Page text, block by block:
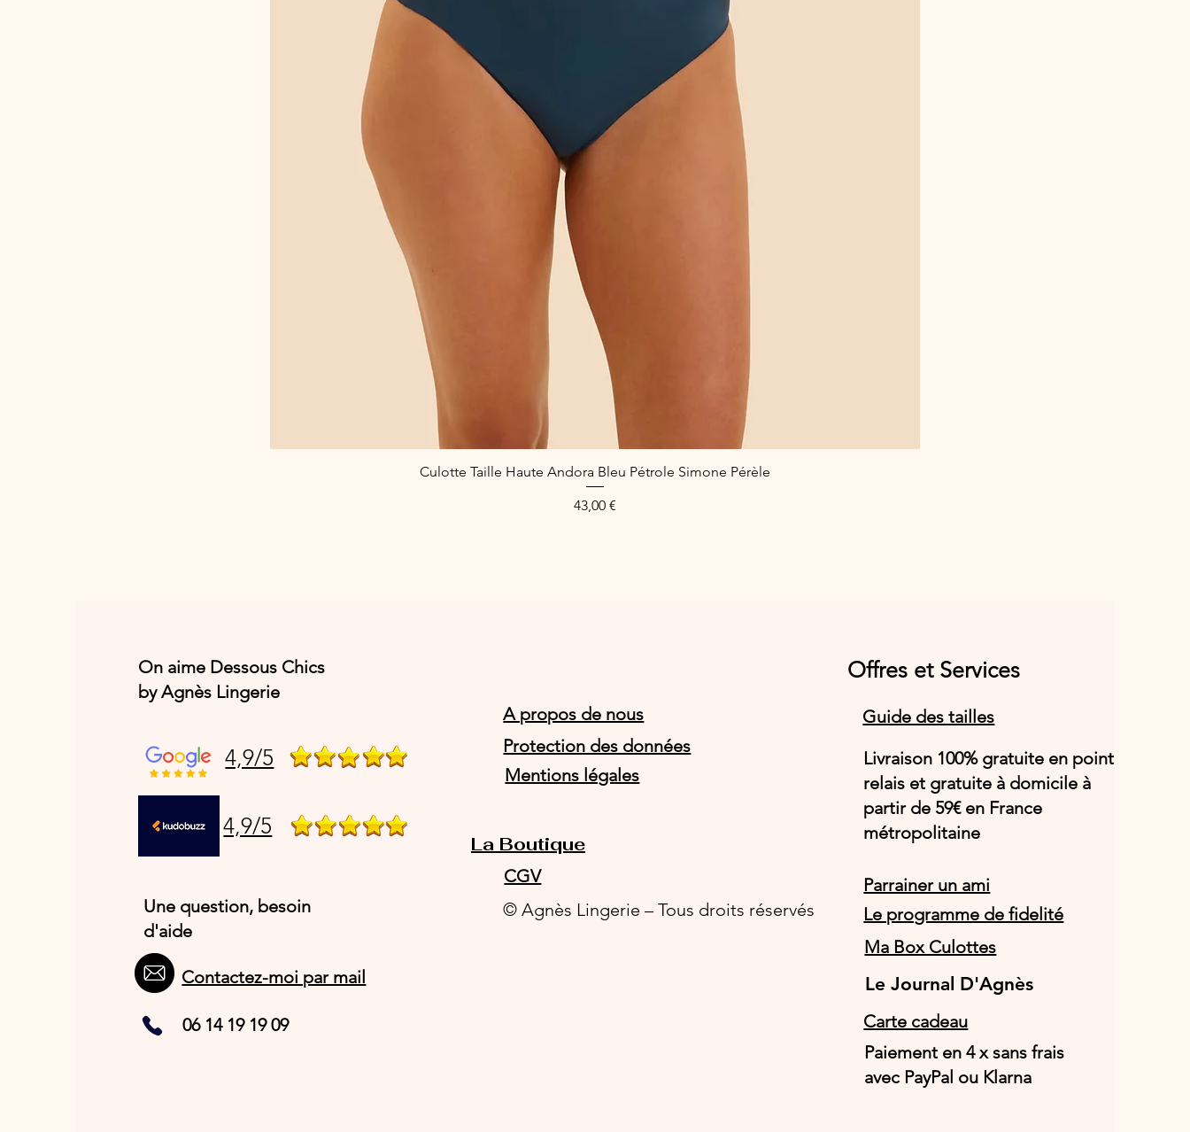
Aperçu rapide
Culotte Taille Haute Andora Bleu Pétrole Simone Pérèle
Prix
43,00 €
On aime Dessous Chics
by Agnès Lingerie
4,9/5
4,9/5
Une question, besoin
d'aide
Contactez-moi par mail
06 14 19 19 09
Offres et Services
A propos de nous
Protection des données
Mentions légales
Guide des tailles
Livraison 100% gratuite en point
relais et gratuite à domicile à
partir de 59€ en France
métropolitaine
CGV
Parrainer un ami
Le programme de fidelité
© Agnès Lingerie – Tous droits réservés
Ma Box Culottes
Le Journal D'Agnès
Le Journal D'Agnès
Carte cadeau
Paiement en 4 x sans frais
avec PayPal ou Klarna
La Boutique